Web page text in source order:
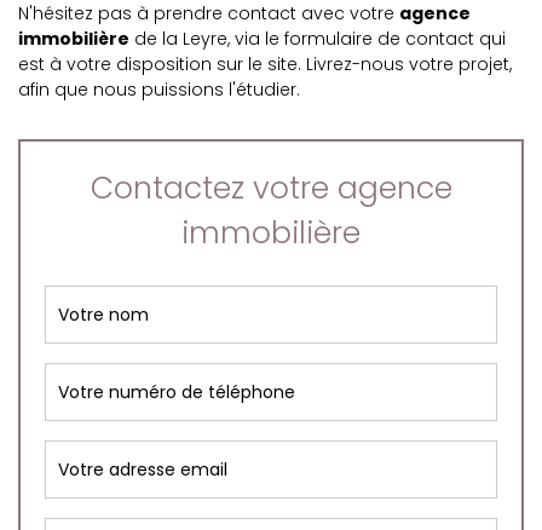
N'hésitez pas à prendre contact avec votre agence
immobilière de la Leyre, via le formulaire de contact qui
est à votre disposition sur le site. Livrez-nous votre projet,
afin que nous puissions l'étudier.
Contactez votre agence
immobilière